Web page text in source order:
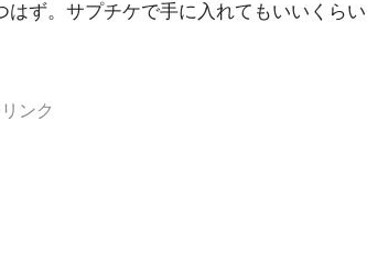
ず。サプチケで手に入れてもいいくらい
ンク